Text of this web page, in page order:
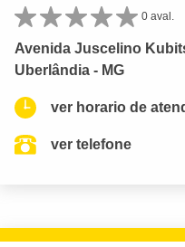
0 aval.
Avenida Juscelino
Uberlândia - MG
ver horario de
ver telefone